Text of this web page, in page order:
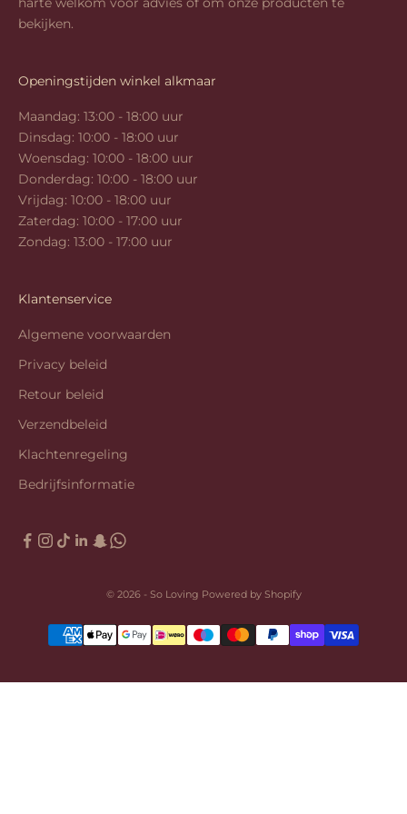
bekijken.
Openingstijden winkel alkmaar
Maandag: 13:00 - 18:00 uur
Dinsdag: 10:00 - 18:00 uur
Woensdag: 10:00 - 18:00 uur
Donderdag: 10:00 - 18:00 uur
Vrijdag: 10:00 - 18:00 uur
Zaterdag: 10:00 - 17:00 uur
Zondag: 13:00 - 17:00 uur
Klantenservice
Algemene voorwaarden
Privacy beleid
Retour beleid
Verzendbeleid
Klachtenregeling
Bedrijfsinformatie
© 2026 - So Loving Powered by Shopify